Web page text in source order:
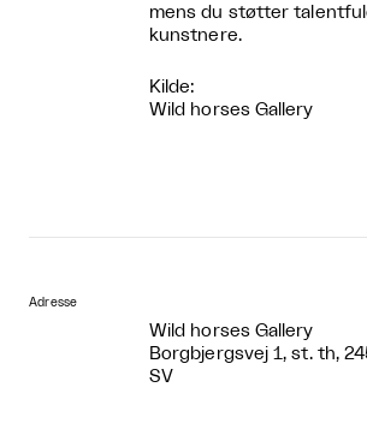
mens du støtter
kunstnere.
Kilde:
Wild horses Gallery
Adresse
Wild horses Gallery
Borgbjergsvej 1, st. th,
SV